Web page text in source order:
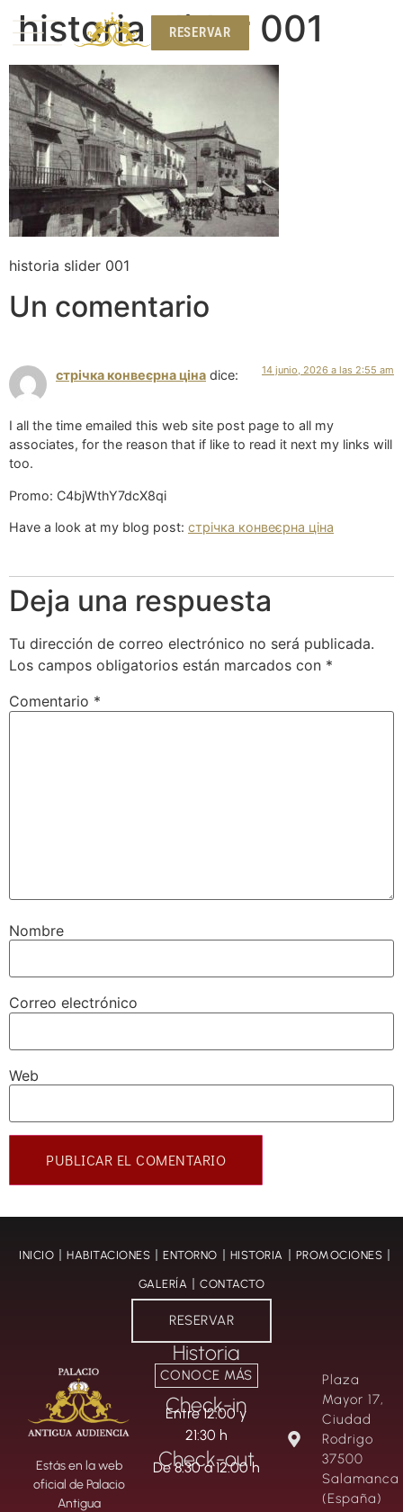
RESERVAR
RESERVAR
historia slider 001
historia slider 001
Un comentario
стрічка конвеєрна ціна dice: 14 junio, 2026 a las 2:55 am
I all the time emailed this web site post page to all my
associates, for the reason that if like to read it next my links will
too.
Promo: C4bjWthY7dcX8qi
Have a look at my blog post: стрічка конвеєрна ціна
Deja una respuesta
Tu dirección de correo electrónico no será publicada.
Los campos obligatorios están marcados con *
Comentario *
Nombre
Correo electrónico
Web
INICIO HABITACIONES ENTORNO HISTORIA PROMOCIONES
GALERÍA CONTACTO
RESERVAR
Estás en la web
oficial de Palacio
Antigua
Historia
CONOCE MÁS
Check-in
Entre 12:00 y
21:30 h
Check-out
De 8:30 a 12:00 h
Plaza
Mayor 17,
Ciudad
Rodrigo
37500
Salamanca
(España)